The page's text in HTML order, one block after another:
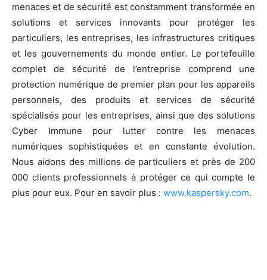
menaces et de sécurité est constamment transformée en
solutions et services innovants pour protéger les
particuliers, les entreprises, les infrastructures critiques
et les gouvernements du monde entier. Le portefeuille
complet de sécurité de l’entreprise comprend une
protection numérique de premier plan pour les appareils
personnels, des produits et services de sécurité
spécialisés pour les entreprises, ainsi que des solutions
Cyber Immune pour lutter contre les menaces
numériques sophistiquées et en constante évolution.
Nous aidons des millions de particuliers et près de 200
000 clients professionnels à protéger ce qui compte le
plus pour eux. Pour en savoir plus : www.kaspersky.com.